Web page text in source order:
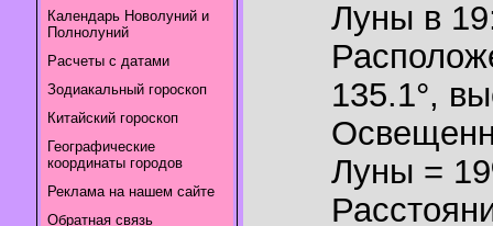
Календарь Новолуний и
Полнолуний
Расчеты с датами
Зодиакальный гороскоп
Китайский гороскоп
Географические
координаты городов
Реклама на нашем сайте
Обратная связь
Луны в
135.1°,
Луны =